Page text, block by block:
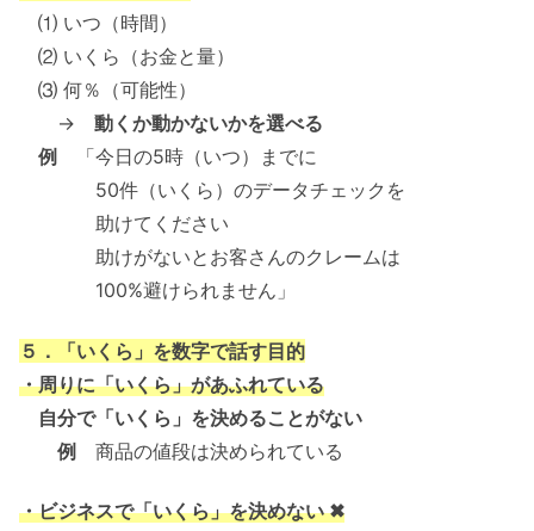
⑴ いつ（時間）
⑵ いくら（お金と量）
⑶ 何％（可能性）
→ 動くか動かないかを選べる
例
「今日の5時（いつ）までに
50件（いくら）のデータチェックを
助けてください
助けがないとお客さんのクレームは
100%避けられません」
５．「いくら」を数字で話す目的
・周りに「いくら」があふれている
自分で「いくら」を決めることがない
例 商品の値段は決められている
・ビジネスで「いくら」を決めない ✖